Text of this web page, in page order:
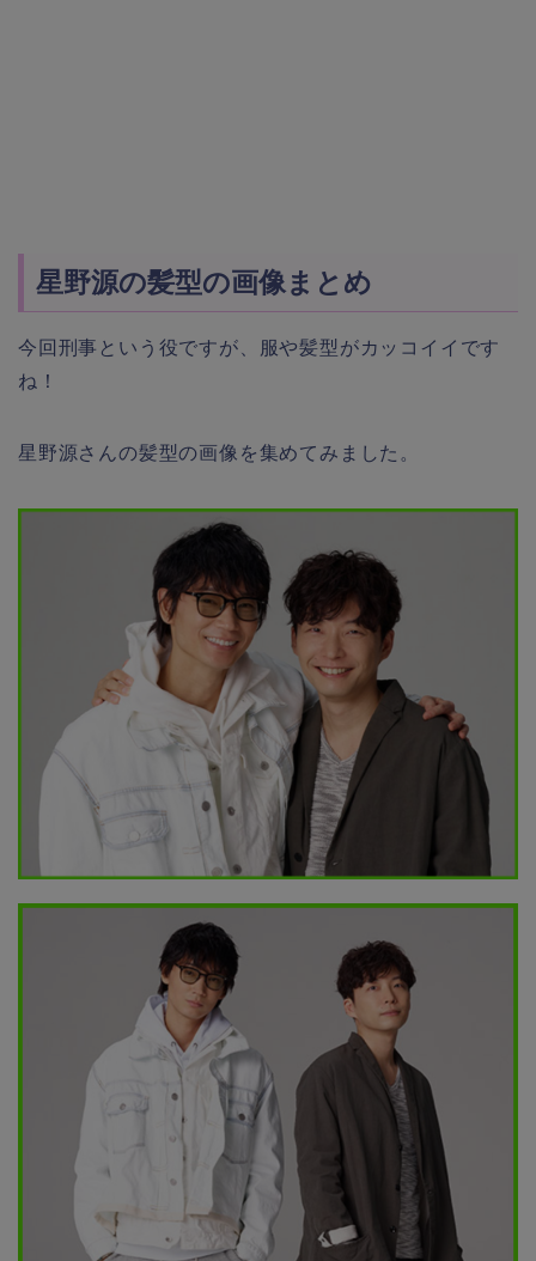
星野源の髪型の画像まとめ
今回刑事という役ですが、服や髪型がカッコイイです
ね！
星野源さんの髪型の画像を集めてみました。